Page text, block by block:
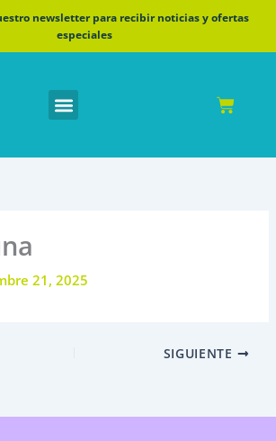
newsletter para recibir noticias y ofertas
especiales
Cart
21, 2025
SIGUIENTE